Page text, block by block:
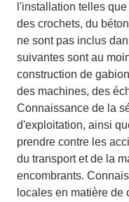
l'installation telles
des crochets, du
ne sont pas inclus
suivantes sont au
construction de
des machines, des
Connaissance de la
d'exploitation, ainsi
prendre contre les
du transport et de la
encombrants.
locales en matière de